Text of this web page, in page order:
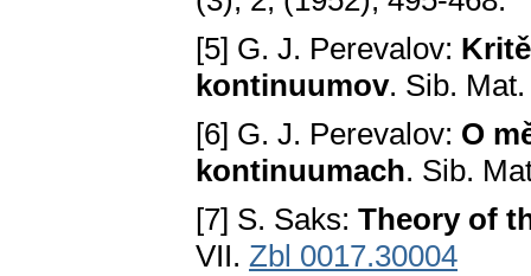
[5] G. J. Perevalov:
kontinuumov. Sib.
[6] G. J. Perevalov: O
kontinuumach. Sib.
[7] S. Saks: Theory of
VII. Zbl 0017.30004